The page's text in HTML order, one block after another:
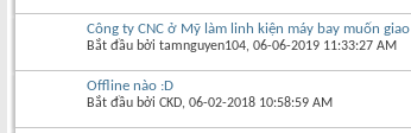
Công ty CNC ở Mỹ làm linh kiện máy bay muốn
Bắt đầu bởi tamnguyen104‎, 06-06-2019 11:33:27 AM
Offline nào :D
Bắt đầu bởi CKD‎, 06-02-2018 10:58:59 AM